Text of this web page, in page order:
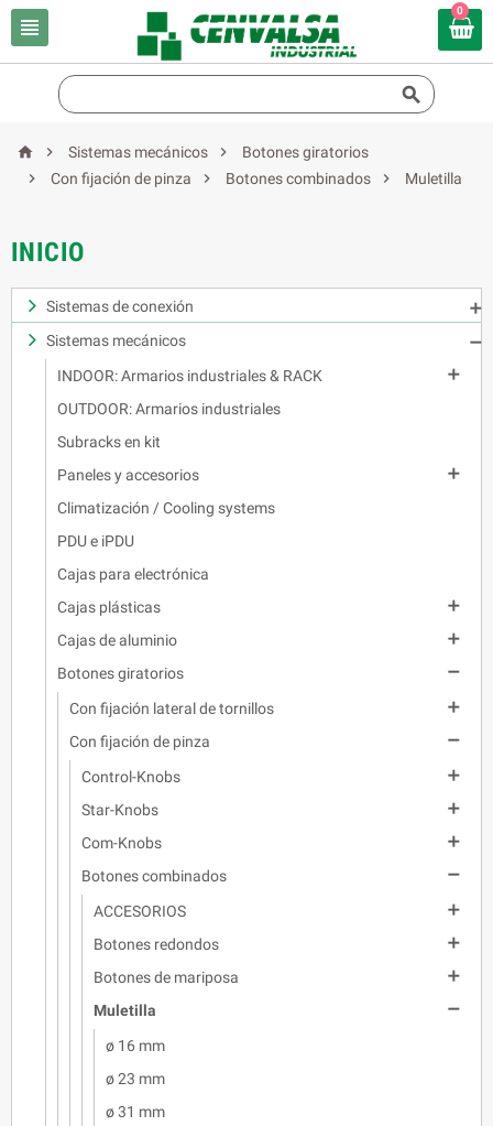

0

  Sistemas mecánicos 
Botones giratorios

Con fijación de pinza  Botones combinados  Muletilla
INICIO
Sistemas de conexión

Sistemas mecánicos

INDOOR: Armarios industriales & RACK

OUTDOOR: Armarios industriales
Subracks en kit
Paneles y accesorios

Climatización / Cooling systems
PDU e iPDU
Cajas para electrónica
Cajas plásticas

Cajas de aluminio

Botones giratorios

Con fijación lateral de tornillos

Con fijación de pinza

Control-Knobs

Star-Knobs

Com-Knobs

Botones combinados

ACCESORIOS

Botones redondos

Botones de mariposa

Muletilla

ø 16 mm
ø 23 mm
ø 31 mm